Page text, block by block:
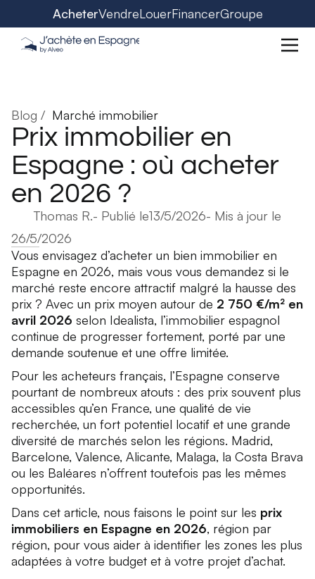
AcheterVendreLouerFinancerGroupe
Blog / Marché immobilier
Prix immobilier en
Espagne : où acheter
en 2026 ?
Thomas R.- Publié le13/5/2026- Mis à jour le
26/5/2026
Vous envisagez d’acheter un bien immobilier en
Espagne en 2026, mais vous vous demandez si le
marché reste encore attractif malgré la hausse des
prix ? Avec un prix moyen autour de 2 750 €/m² en
avril 2026 selon Idealista, l’immobilier espagnol
continue de progresser fortement, porté par une
demande soutenue et une offre limitée.
Pour les acheteurs français, l’Espagne conserve
pourtant de nombreux atouts : des prix souvent plus
accessibles qu’en France, une qualité de vie
recherchée, un fort potentiel locatif et une grande
diversité de marchés selon les régions. Madrid,
Barcelone, Valence, Alicante, Malaga, la Costa Brava
ou les Baléares n’offrent toutefois pas les mêmes
opportunités.
Dans cet article, nous faisons le point sur les prix
immobiliers en Espagne en 2026, région par
région, pour vous aider à identifier les zones les plus
adaptées à votre budget et à votre projet d’achat.